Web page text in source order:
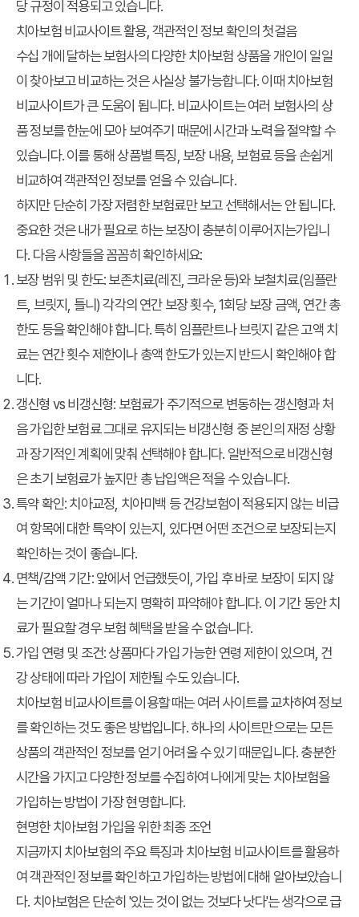
당 규정이 적용되고 있습니다.
치아보험 비교사이트 활용, 객관적인 정보 확인의 첫걸음
수십 개에 달하는 보험사의 다양한 치아보험 상품을 개인이 일일
이 찾아보고 비교하는 것은 사실상 불가능합니다. 이때 치아보험
비교사이트가 큰 도움이 됩니다. 비교사이트는 여러 보험사의 상
품 정보를 한눈에 모아 보여주기 때문에 시간과 노력을 절약할 수
있습니다. 이를 통해 상품별 특징, 보장 내용, 보험료 등을 손쉽게
비교하여 객관적인 정보를 얻을 수 있습니다.
하지만 단순히 가장 저렴한 보험료만 보고 선택해서는 안 됩니다.
중요한 것은 내가 필요로 하는 보장이 충분히 이루어지는가입니
다. 다음 사항들을 꼼꼼히 확인하세요:
보장 범위 및 한도:보존치료(레진, 크라운 등)와 보철치료(임플란
트, 브릿지, 틀니) 각각의 연간 보장 횟수, 1회당 보장 금액, 연간 총
한도 등을 확인해야 합니다. 특히 임플란트나 브릿지 같은 고액 치
료는 연간 횟수 제한이나 총액 한도가 있는지 반드시 확인해야 합
니다.
갱신형 vs 비갱신형: 보험료가 주기적으로 변동하는 갱신형과 처
음 가입한 보험료 그대로 유지되는 비갱신형 중 본인의 재정 상황
과 장기적인 계획에 맞춰 선택해야 합니다. 일반적으로 비갱신형
은 초기 보험료가 높지만 총 납입액은 적을 수 있습니다.
특약 확인:치아교정, 치아미백 등 건강보험이 적용되지 않는 비급
여 항목에 대한 특약이 있는지, 있다면 어떤 조건으로 보장되는지
확인하는 것이 좋습니다.
면책/감액 기간:앞에서 언급했듯이, 가입 후 바로 보장이 되지 않
는 기간이 얼마나 되는지 명확히 파악해야 합니다. 이 기간 동안 치
료가 필요할 경우 보험 혜택을 받을 수 없습니다.
가입 연령 및 조건:상품마다 가입 가능한 연령 제한이 있으며, 건
강 상태에 따라 가입이 제한될 수도 있습니다.
치아보험 비교사이트를 이용할 때는 여러 사이트를 교차하여 정보
를 확인하는 것도 좋은 방법입니다. 하나의 사이트만으로는 모든
상품의 객관적인 정보를 얻기 어려울 수 있기 때문입니다. 충분한
시간을 가지고 다양한 정보를 수집하여 나에게 맞는 치아보험을
가입하는 방법이 가장 현명합니다.
현명한 치아보험 가입을 위한 최종 조언
지금까지 치아보험의 주요 특징과 치아보험 비교사이트를 활용하
여 객관적인 정보를 확인하고 가입하는 방법에 대해 알아보았습니
다. 치아보험은 단순히 '있는 것이 없는 것보다 낫다'는 생각으로 급